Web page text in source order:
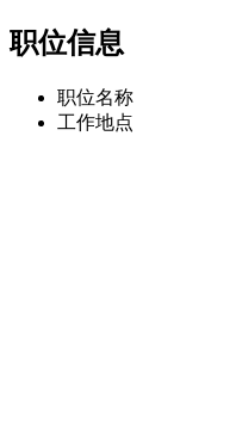
职位信息
职位名称
工作地点